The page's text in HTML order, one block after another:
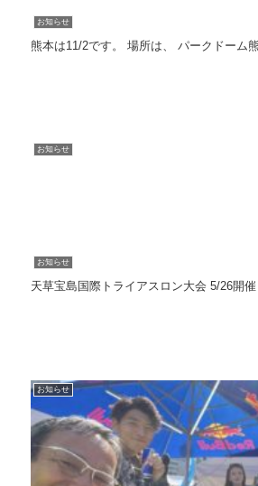
お知らせ
熊本は11/2です。 場所は、 パークドーム
お知らせ
お知らせ
天草宝島国際トライアスロン大会 5/26開
お知らせ